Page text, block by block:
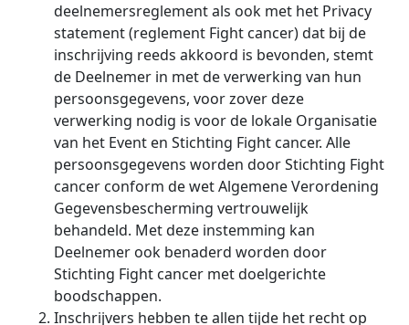
deelnemersreglement als ook met het Privacy
statement (reglement Fight cancer) dat bij de
inschrijving reeds akkoord is bevonden, stemt
de Deelnemer in met de verwerking van hun
persoonsgegevens, voor zover deze
verwerking nodig is voor de lokale Organisatie
van het Event en Stichting Fight cancer. Alle
persoonsgegevens worden door Stichting Fight
cancer conform de wet Algemene Verordening
Gegevensbescherming vertrouwelijk
behandeld. Met deze instemming kan
Deelnemer ook benaderd worden door
Stichting Fight cancer met doelgerichte
boodschappen.
Inschrijvers hebben te allen tijde het recht op